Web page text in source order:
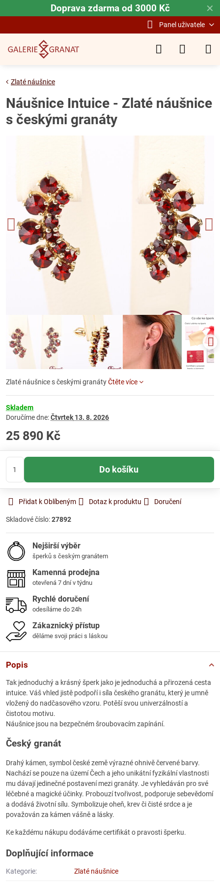
✕
Doprava zdarma od 3000 Kč
Panel uživatele
Zlaté náušnice
Náušnice Intuice - Zlaté náušnice
s českými granáty
Zlaté náušnice s českými granátyČtěte více
Skladem
Doručíme dne:Čtvrtek 13. 8. 2026
25 890 Kč
Do košíku
Přidat k Oblíbeným Dotaz k produktu Doručení
Skladové číslo:27892
Nejširší výběr
šperků s českým granátem
Kamenná prodejna
otevřená 7 dní v týdnu
Rychlé doručení
odesíláme do 24h
Zákaznický přístup
děláme svoji práci s láskou
Popis
Tak jednoduchý a krásný šperk jako je jednoduchá a přirozená cesta
intuice. Váš vhled jistě podpoří i síla českého granátu, který je umně
vložený do nadčasového vzoru. Potěší svou univerzálností a
čistotou motivu.
Náušnice jsou na bezpečném šroubovacím zapínání.
Český granát
Drahý kámen, symbol české země výrazné ohnivě červené barvy.
Nachází se pouze na území Čech a jeho unikátní fyzikální vlastnosti
mu dávají jedinečné postavení mezi granáty. Je vyhledáván pro své
léčebné a magické účinky. Probouzí tvořivost, podporuje sebevědomí
a dodává životní sílu. Symbolizuje oheň, krev či čisté srdce a je
považován za kámen vášně a lásky.
Ke každému nákupu dodáváme certifikát o pravosti šperku.
Doplňující informace
Kategorie: Zlaté náušnice